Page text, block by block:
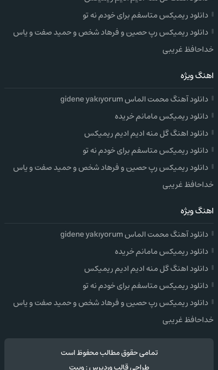
دانلود ریمیکس متاسفم برای خودم نه تو
دانلود ریمیکس رپ حصین و فرهاد شخص و حمید صفت و یاس
خداحافظ غریبی
اهنگ ویژه
دانلود آهنگ محمت الماس gidene yakıyorum
دانلود ریمیکس مامانم خریده
دانلود اهنگ گل منه ادیم ادیم ریمیکس
دانلود ریمیکس متاسفم برای خودم نه تو
دانلود ریمیکس رپ حصین و فرهاد شخص و حمید صفت و یاس
خداحافظ غریبی
اهنگ ویژه
دانلود آهنگ محمت الماس gidene yakıyorum
دانلود ریمیکس مامانم خریده
دانلود اهنگ گل منه ادیم ادیم ریمیکس
دانلود ریمیکس متاسفم برای خودم نه تو
دانلود ریمیکس رپ حصین و فرهاد شخص و حمید صفت و یاس
خداحافظ غریبی
تمامی حقوق مطالب محفوظ است
طراحی قالب وردپرس:وبیت